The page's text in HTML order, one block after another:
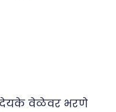
देयके वेळेवर भरणे